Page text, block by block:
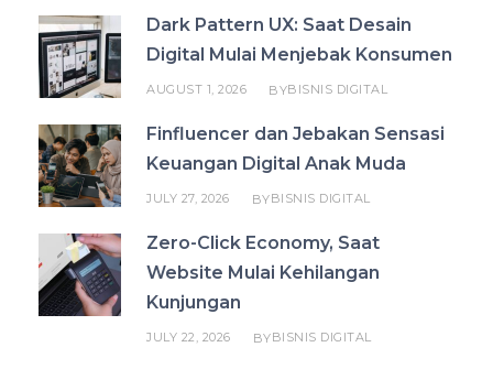
Dark Pattern UX: Saat Desain
Digital Mulai Menjebak Konsumen
AUGUST 1, 2026 BYBISNIS DIGITAL
Finfluencer dan Jebakan Sensasi
Keuangan Digital Anak Muda
JULY 27, 2026 BYBISNIS DIGITAL
Zero-Click Economy, Saat
Website Mulai Kehilangan
Kunjungan
JULY 22, 2026 BYBISNIS DIGITAL